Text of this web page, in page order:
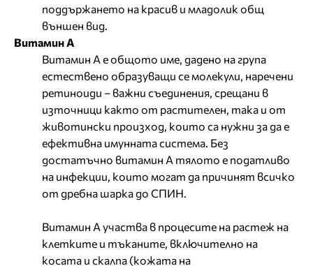
поддържането на красив и младолик общ
външен вид.
Витамин А
Витамин А е общото име, дадено на група
естествено образуващи се молекули, наречени
ретиноиди – важни съединения, срещани в
източници както от растителен, така и от
животински произход, които са нужни за да е
ефективна имунната система. Без
достатъчно витамин А тялото е податливо
на инфекции, които могат да причинят всичко
от дребна шарка до СПИН.
Витамин А участва в процесите на растеж на
клетките и тъканите, включително на
косата и скалпа (кожата на